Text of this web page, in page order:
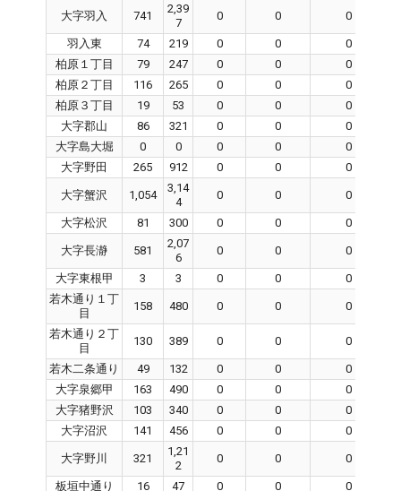
大字羽入 741
2,39
7
0 0 0
羽入東 74 219 0 0
0
柏原１丁目
79 247 0 0
0
柏原２丁目
116 265 0 0
0
柏原３丁目
19 53 0 0
0
大字郡山
86 321 0 0
0
大字島大堀
0 0 0 0
0
大字野田
265 912 0 0 0
大字蟹沢 1,054
3,14
4
0 0 0
大字松沢 81 300 0 0 0
大字長瀞 581
2,07
6
0 0 0
大字東根甲 3 3 0 0
0
若木通り１丁
目
158 480 0 0 0
若木通り２丁
目
130 389 0 0 0
若木二条通り 49 132 0 0
0
大字泉郷甲
163 490 0 0
0
大字猪野沢
103 340 0 0
0
大字沼沢
141 456 0 0 0
大字野川 321
1,21
2
0 0 0
板垣中通り 16 47 0 0 0